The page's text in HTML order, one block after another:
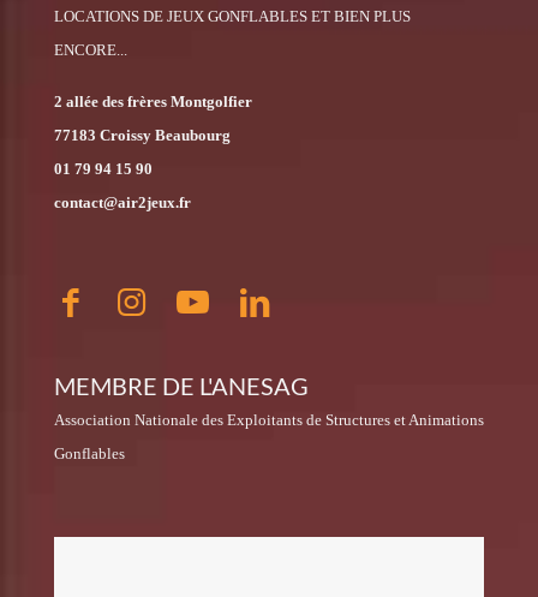
LOCATIONS DE JEUX GONFLABLES ET BIEN PLUS
ENCORE...
2 allée des frères Montgolfier
77183 Croissy Beaubourg
01 79 94 15 90
contact@air2jeux.fr
MEMBRE DE L'ANESAG
Association Nationale des Exploitants de Structures et Animations
Gonflables